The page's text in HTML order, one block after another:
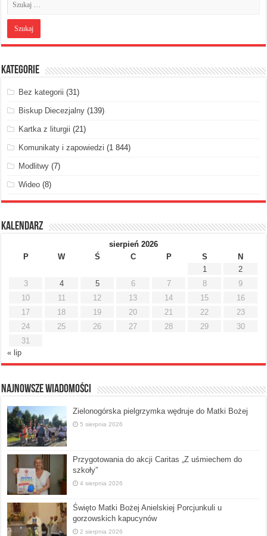
Kategorie
Bez kategorii (31)
Biskup Diecezjalny (139)
Kartka z liturgii (21)
Komunikaty i zapowiedzi (1 844)
Modlitwy (7)
Wideo (8)
Kalendarz
sierpień 2026
P
W Ś C P S
N
1
2
3
4 5 6 7 8
9
10
11 12 13 14 15
16
17
18 19 20 21 22
23
24
25 26 27 28 29
30
31
« lip
Najnowsze Wiadomości
Zielonogórska pielgrzymka wędruje do Matki Bożej
5 sierpnia 2026
Przygotowania do akcji Caritas „Z uśmiechem do
szkoły”
4 sierpnia 2026
Święto Matki Bożej Anielskiej Porcjunkuli u
gorzowskich kapucynów
2 sierpnia 2026